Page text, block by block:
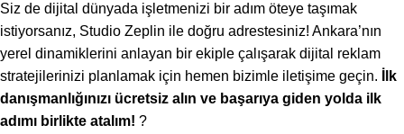
Siz de dijital dünyada işletmenizi bir adım öteye taşımak
istiyorsanız, Studio Zeplin ile doğru adrestesiniz! Ankara’nın
yerel dinamiklerini anlayan bir ekiple çalışarak dijital reklam
stratejilerinizi planlamak için hemen bizimle iletişime geçin.
İlk
danışmanlığınızı ücretsiz alın ve başarıya giden yolda ilk
adımı birlikte atalım! ?